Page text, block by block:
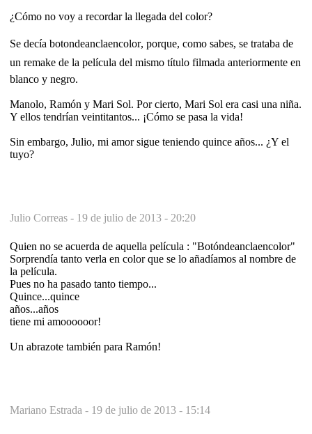
¿Cómo no voy a recordar la llegada del color?
Se decía botondeanclaencolor, porque, como sabes, se trataba de
un remake de la película del mismo título filmada anteriormente en
blanco y negro.
Manolo, Ramón y Mari Sol. Por cierto, Mari Sol era casi una niña.
Y ellos tendrían veintitantos... ¡Cómo se pasa la vida!
Sin embargo, Julio, mi amor sigue teniendo quince años... ¿Y el
tuyo?
Julio Correas - 19 de julio de 2013 - 20:20
Quien no se acuerda de aquella película : "Botóndeanclaencolor"
Sorprendía tanto verla en color que se lo añadíamos al nombre de
la película.
Pues no ha pasado tanto tiempo...
Quince...quince
años...años
tiene mi amoooooor!
Un abrazote también para Ramón!
Mariano Estrada - 19 de julio de 2013 - 15:14